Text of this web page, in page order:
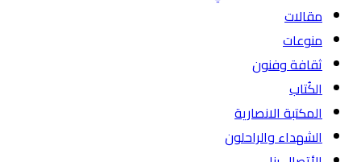
مقالات
منوعات
ثقافة وفنون
الكُتاب
المكتبة الانصارية
الشهداء والراحلون